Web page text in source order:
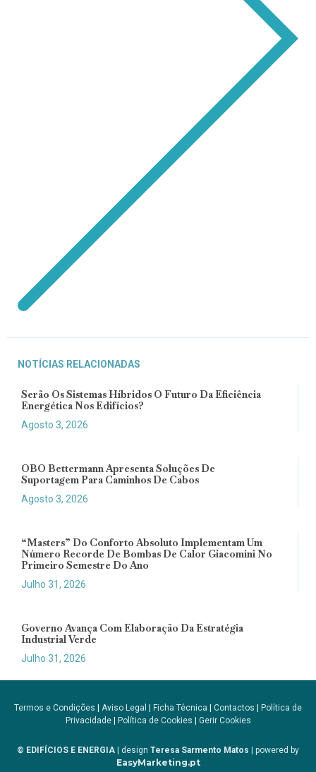
NOTÍCIAS RELACIONADAS
Serão Os Sistemas Híbridos O Futuro Da Eficiência
Energética Nos Edifícios?
Agosto 3, 2026
OBO Bettermann Apresenta Soluções De
Suportagem Para Caminhos De Cabos
Agosto 3, 2026
“Masters” Do Conforto Absoluto Implementam Um
Número Recorde De Bombas De Calor Giacomini No
Primeiro Semestre Do Ano
Julho 31, 2026
Governo Avança Com Elaboração Da Estratégia
Industrial Verde
Julho 31, 2026
Termos e Condições Aviso Legal Ficha Técnica Contactos
Política de
Privacidade| Política de Cookies Gerir Cookies
© EDIFÍCIOS E ENERGIA | design Teresa Sarmento Matos | powered by
EasyMarketing.pt